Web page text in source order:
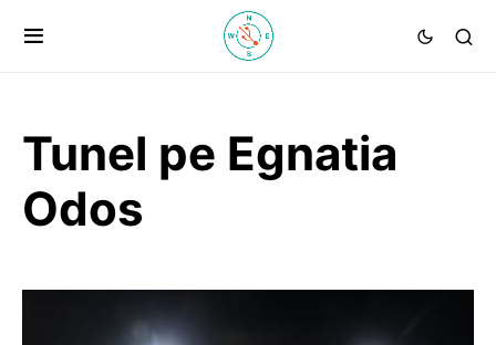
Tunel pe Egnatia
Odos